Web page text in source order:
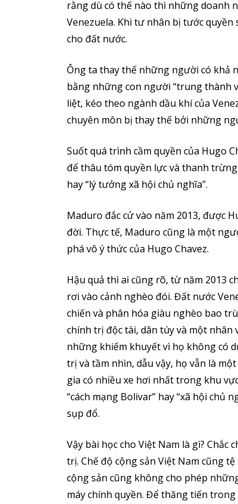
rằng dù có thế nào thì những doanh
Venezuela. Khi tư nhân bị tước
cho đất nước.
Ông ta thay thế những người có khả
bằng những con người “trung thành
liệt, kéo theo ngành dầu khí của
chuyên môn bị thay thế bởi những
Suốt quá trình cầm quyền của Hugo
để thâu tóm quyền lực và thanh
hay “lý tưởng xã hội chủ nghĩa”.
Maduro đắc cử vào năm 2013, được
đời. Thực tế, Maduro cũng là một
phá vô ý thức của Hugo Chavez.
Hậu quả thì ai cũng rõ, từ năm 2013
rơi vào cảnh nghèo đói. Đất nước
chiến và phân hóa giàu nghèo bao
chính trị độc tài, dân túy và một nhân
những khiếm khuyết vì họ không có
trị và tầm nhìn, dẫu vậy, họ vẫn là
gia có nhiều xe hơi nhất trong khu
“cách mạng Bolivar” hay “xã hội chủ
sụp đổ.
Vậy bài học cho Việt Nam là gì?
trị. Chế độ cộng sản Việt Nam cũng
cộng sản cũng không cho phép
máy chính quyền. Để thăng tiến